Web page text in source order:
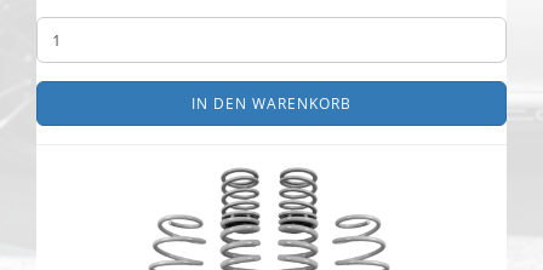
IN DEN WARENKORB